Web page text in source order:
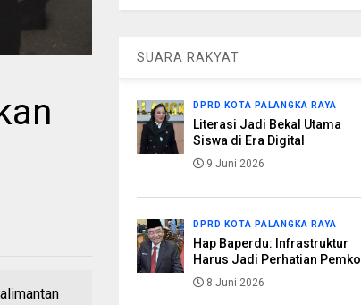
SUARA RAKYAT
DPRD KOTA PALANGKA RAYA
Literasi Jadi Bekal Utama
Siswa di Era Digital
9 Juni 2026
DPRD KOTA PALANGKA RAYA
Hap Baperdu: Infrastruktur
Harus Jadi Perhatian Pemko
8 Juni 2026